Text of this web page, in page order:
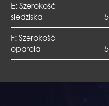
E: Szerokość
siedziska
F: Szerokość
oparcia